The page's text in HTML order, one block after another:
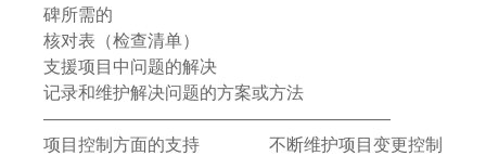
碑所需的
核对表（检查清单）
支援项目中问题的解决
记录和维护解决问题的方案或方法
————————————————————
项目控制方面的支持 不断维护项目变更控制